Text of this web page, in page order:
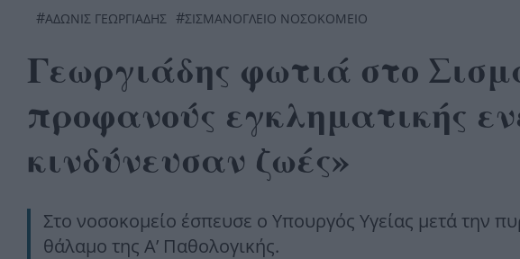
#ΑΔΩΝΙΣ ΓΕΩΡΓΙΑΔΗΣ #ΣΙΣΜΑΝΟΓΛΕΙΟ ΝΟΣΟΚΟΜΕΙΟ
Γεωργιάδης φωτιά στο
προφανούς εγκληματικής
κινδύνευσαν ζωές»
Στο νοσοκομείο έσπευσε ο Υπουργός Υγείας μετά την
θάλαμο της Α’ Παθολογικής.